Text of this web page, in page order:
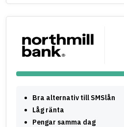
Bra alternativ till SMSlån
Låg ränta
Pengar samma dag